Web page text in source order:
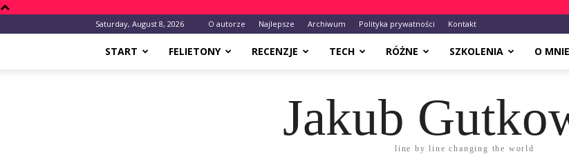
Saturday, August 8, 2026 O autorze Najlepsze Archiwum Polityka prywatności Kontakt
START FELIETONY RECENZJE TECH RÓŻNE SZKOLENIA O MNIE
Jakub
line by line changing the world